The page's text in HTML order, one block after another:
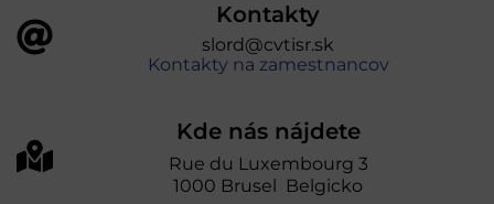
Kontakty
slord@cvtisr.sk
Kontakty na zamestnancov
Kde nás nájdete
Rue du Luxembourg 3
1000 Brusel Belgicko